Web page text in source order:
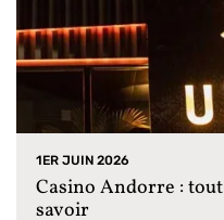
1ER JUIN 2026
Casino Andorre : tout
savoir